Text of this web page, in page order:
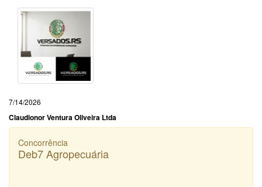
7/14/2026
Claudionor Ventura Oliveira Ltda
Concorrência
Deb7 Agropecuária